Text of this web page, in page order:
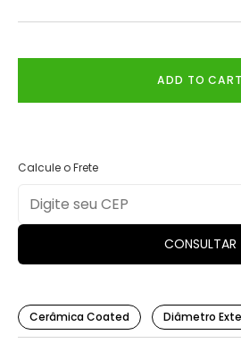
ADD TO CART
Calcule o Frete
CONSULTAR
Cerâmica Coated Diâmetro